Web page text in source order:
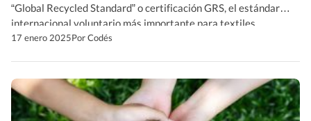
“Global Recycled Standard” o certificación GRS, el estándar
internacional voluntario más importante para textiles
reciclados, muy ligado con el mundo de la moda y los regalos
17 enero 2025Por Codés